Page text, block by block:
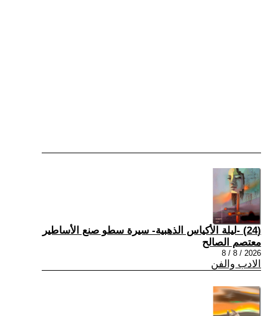
(24) -ليلة الأكياس الذهبية- سيرة سطو صنع الأساطير
معتصم الصالح
2026 / 8 / 8
الادب والفن